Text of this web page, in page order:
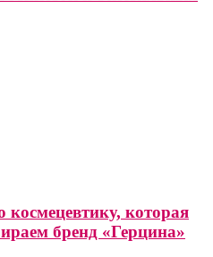
которая
бренд «Герцина»